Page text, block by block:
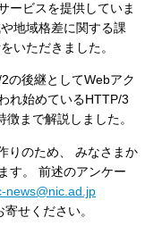
ービスを提供していま
地域格差に関する課
いただきました。
の後継としてWebアク
れ始めているHTTP/3
まで解説しました。
りのため、 みなさまか
す。 前述のアンケー
news@nic.ad.jp
せください。